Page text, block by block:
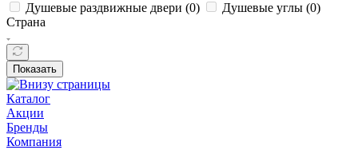
Душевые раздвижные двери (0) Душевые углы (0)
Страна
Показать
Каталог
Акции
Бренды
Компания